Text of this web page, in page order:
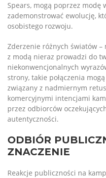
Spears, mogą poprzez modę
zademonstrować ewolucję,
osobistego rozwoju.
Zderzenie różnych światów
z modą nieraz prowadzi do
niekonwencjonalnych
strony, takie połączenia
związany z nadmiernym
komercyjnymi intencjami
przez odbiorców
autentyczności.
ODBIÓR
ZNACZENIE
Reakcje publiczności na